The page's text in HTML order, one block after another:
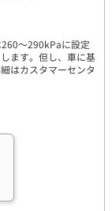
～290kPaに設定
ます。但し、車に基
はカスタマーセンタ